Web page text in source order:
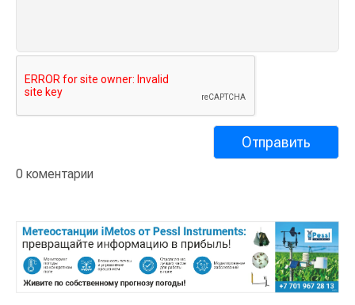
0 коментарии